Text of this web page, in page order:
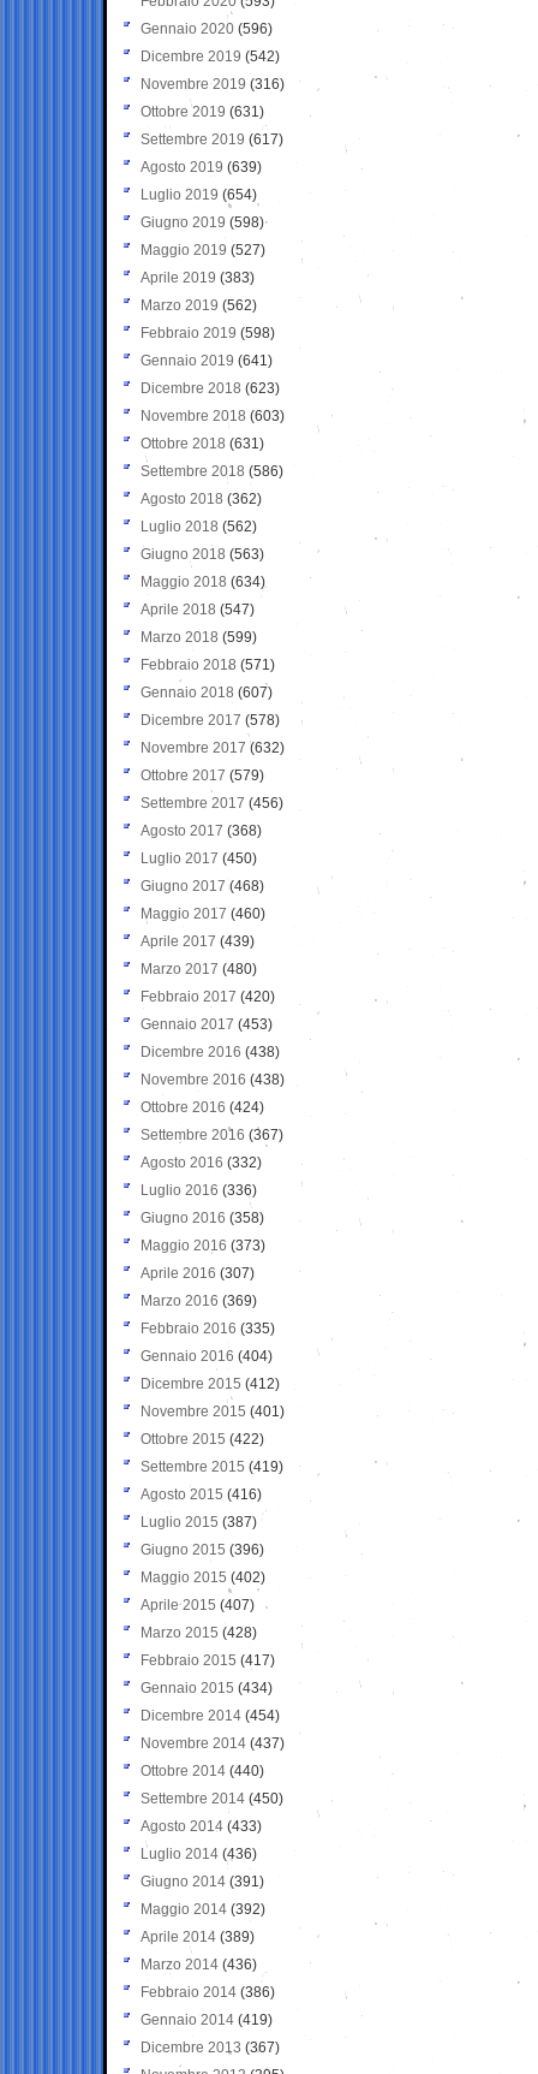
Gennaio 2020 (596)
Dicembre 2019 (542)
Novembre 2019 (316)
Ottobre 2019 (631)
Settembre 2019 (617)
Agosto 2019 (639)
Luglio 2019 (654)
Giugno 2019 (598)
Maggio 2019 (527)
Aprile 2019 (383)
Marzo 2019 (562)
Febbraio 2019 (598)
Gennaio 2019 (641)
Dicembre 2018 (623)
Novembre 2018 (603)
Ottobre 2018 (631)
Settembre 2018 (586)
Agosto 2018 (362)
Luglio 2018 (562)
Giugno 2018 (563)
Maggio 2018 (634)
Aprile 2018 (547)
Marzo 2018 (599)
Febbraio 2018 (571)
Gennaio 2018 (607)
Dicembre 2017 (578)
Novembre 2017 (632)
Ottobre 2017 (579)
Settembre 2017 (456)
Agosto 2017 (368)
Luglio 2017 (450)
Giugno 2017 (468)
Maggio 2017 (460)
Aprile 2017 (439)
Marzo 2017 (480)
Febbraio 2017 (420)
Gennaio 2017 (453)
Dicembre 2016 (438)
Novembre 2016 (438)
Ottobre 2016 (424)
Settembre 2016 (367)
Agosto 2016 (332)
Luglio 2016 (336)
Giugno 2016 (358)
Maggio 2016 (373)
Aprile 2016 (307)
Marzo 2016 (369)
Febbraio 2016 (335)
Gennaio 2016 (404)
Dicembre 2015 (412)
Novembre 2015 (401)
Ottobre 2015 (422)
Settembre 2015 (419)
Agosto 2015 (416)
Luglio 2015 (387)
Giugno 2015 (396)
Maggio 2015 (402)
Aprile 2015 (407)
Marzo 2015 (428)
Febbraio 2015 (417)
Gennaio 2015 (434)
Dicembre 2014 (454)
Novembre 2014 (437)
Ottobre 2014 (440)
Settembre 2014 (450)
Agosto 2014 (433)
Luglio 2014 (436)
Giugno 2014 (391)
Maggio 2014 (392)
Aprile 2014 (389)
Marzo 2014 (436)
Febbraio 2014 (386)
Gennaio 2014 (419)
Dicembre 2013 (367)